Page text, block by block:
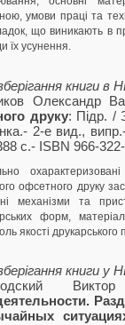
умови праці та
що виникають в
їх усунення.
книги в
Олександр
друку: Підр. /
2-е вид.,
с.- ISBN 966-
офсетного друку
механізми та
форм,
якості друкарського
книги у